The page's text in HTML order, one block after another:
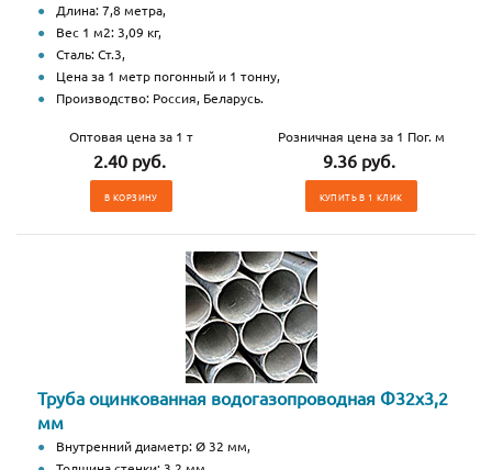
Длина: 7,8 метра,
Вес 1 м2: 3,09 кг,
Сталь: Ст.3,
Цена за 1 метр погонный и 1 тонну,
Производство: Россия, Беларусь.
Оптовая цена за 1 т
2.40 руб.
В КОРЗИНУ
Розничная цена за 1 Пог. м
9.36 руб.
КУПИТЬ В 1 КЛИК
Труба оцинкованная водогазопроводная Ф32х3,2
мм
Внутренний диаметр: Ø 32 мм,